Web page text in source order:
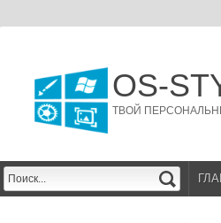
OS-
ТВОЙ